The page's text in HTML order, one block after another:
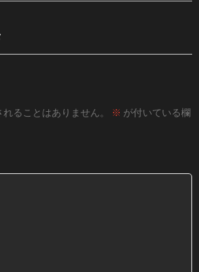
ることはありません。 ※ が付いている欄